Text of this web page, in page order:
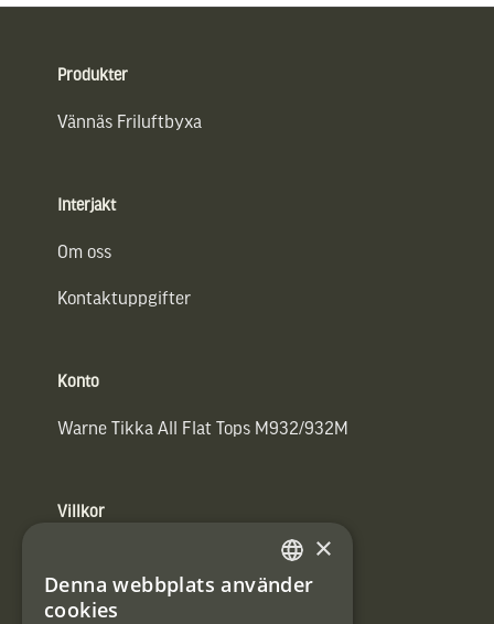
Produkter
Vännäs Friluftbyxa
Interjakt
Om oss
Kontaktuppgifter
Konto
Warne Tikka All Flat Tops M932/932M
Villkor
Användarvillkor
SWEDISH
×
Denna webbplats använder
cookies